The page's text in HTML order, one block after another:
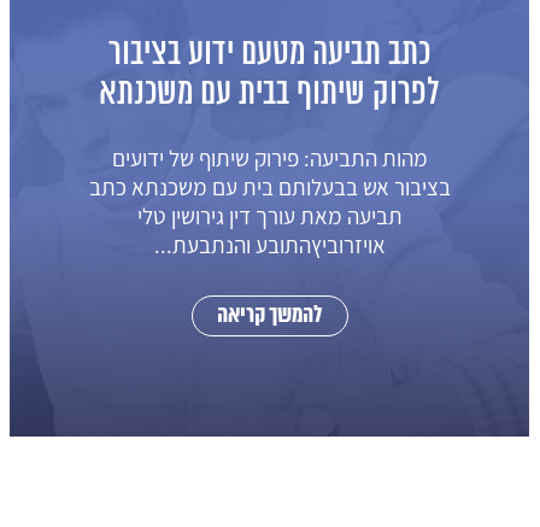
כתב תביעה מטעם ידוע בציבור
לפרוק שיתוף בבית עם משכנתא
מהות התביעה: פירוק שיתוף של ידועים
בציבור אש בבעלותם בית עם משכנתא כתב
תביעה מאת עורך דין גירושין טלי
אויזרוביץהתובע והנתבעת...
להמשך קריאה